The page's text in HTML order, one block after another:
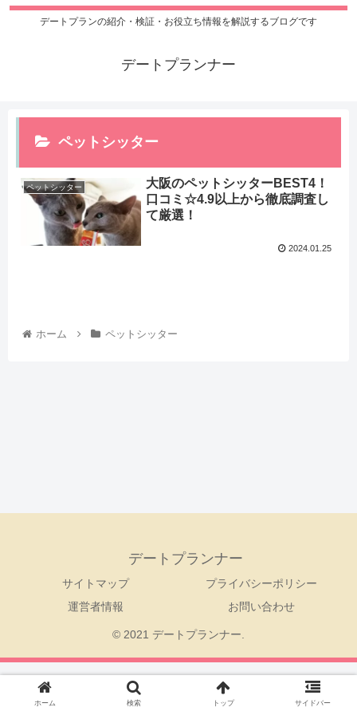
デートプランの紹介・検証・お役立ち情報を解説するブログです
デートプランナー
ペットシッター
ペットシッター
大阪のペットシッターBEST4！
口コミ☆4.9以上から徹底調査し
て厳選！
2024.01.25
ホーム ペットシッター
デートプランナー
サイトマップ
プライバシーポリシー
運営者情報
お問い合わせ
© 2021 デートプランナー.
ホーム 検索 トップ サイドバー